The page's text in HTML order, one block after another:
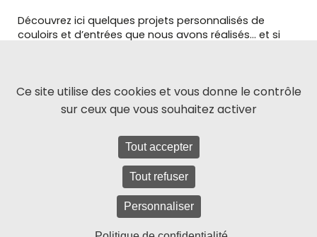
Découvrez ici quelques projets personnalisés de
couloirs et d’entrées que nous avons réalisés… et si
Vous avez un projet de décoration pour
vos couloirs ou votre entrée ? Contactez-
© Effets de matière – Architecte & décorateur d’intérieur
Mentions légales et politique de confidentialité
Ce site utilise des cookies et vous donne le contrôle
sur ceux que vous souhaitez activer
Tout accepter
Tout refuser
Personnaliser